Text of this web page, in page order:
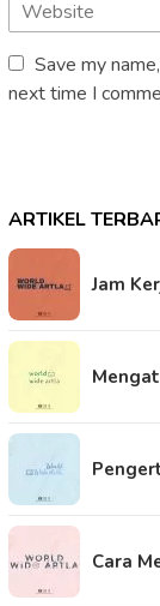
Save my
next time I
ARTIKEL
Jam
Cara